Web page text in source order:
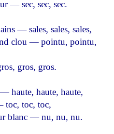
— sec, sec, sec.
— sales, sales, sales,
clou — pointu, pointu,
gros, gros.
haute, haute, haute,
toc, toc, toc,
blanc — nu, nu, nu.